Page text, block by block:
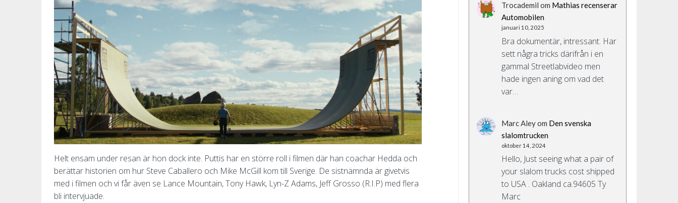
Helt ensam under resan är hon dock inte. Puttis har en större roll i filmen där han coachar Hedda och
berättar historien om hur Steve Caballero och Mike McGill kom till Sverige. De sistnämnda är givetvis
med i filmen och vi får även se Lance Mountain, Tony Hawk, Lyn-Z Adams, Jeff Grosso (R.I.P) med flera
bli intervjuade.
Trocademil om Mathias recenserar
Automobilen
januari 10, 2025
Bra dokumentär, intressant. Har
sett några tricks därifrån i en
gammal Streetlabvideo men
hade ingen aning om vad det
var…
Marc Aleyom Den svenska
slalomtrucken
oktober 14, 2024
Hello, Just seeing what a pair of
your slalom trucks cost shipped
to USA . Oakland ca.94605 Ty
Marc